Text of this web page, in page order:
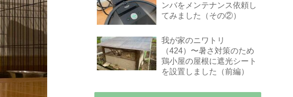
ンバをメンテナンス依頼し
てみました（その②）
我が家のニワトリ
（424）〜暑さ対策のため
鶏小屋の屋根に遮光シート
を設置しました（前編）